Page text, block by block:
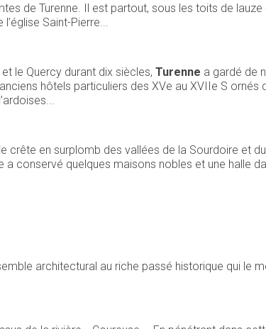
de Turenne. Il est partout, sous les toits de
Saint-Pierre...
le Quercy durant dix siècles, Turenne a gardé de
hôtels particuliers des XVe au XVIIe S ornés
crête en surplomb des vallées de la Sourdoire et
conservé quelques maisons nobles et une halle
architectural au riche passé historique qui le